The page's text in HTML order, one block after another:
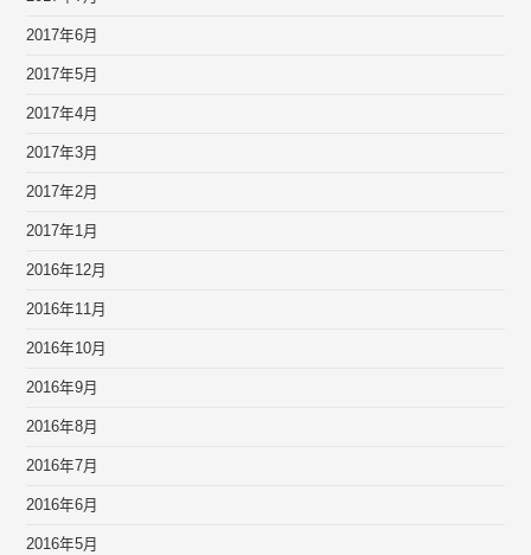
2017年6月
2017年5月
2017年4月
2017年3月
2017年2月
2017年1月
2016年12月
2016年11月
2016年10月
2016年9月
2016年8月
2016年7月
2016年6月
2016年5月